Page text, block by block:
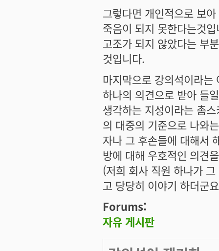
그렇다면 개인적으로 보
죽음이 되지 못한다는것
고조가 되지 않았다는 부
것입니다.
마지막으로 강의석이라
하나의 의견으로 받아 들
생각하는 지성이라는 촘
의 대중의 기준으로 나와
자나 그 후손들에 대해서
방에 대해 우호적인 의견
(저희 회사 직원 하나가
고 당당히 이야기 하더군
Forums:
자유 게시판